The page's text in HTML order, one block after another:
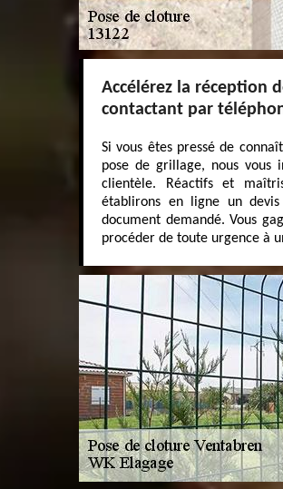
Accélérez la réception
contactant par
Si vous êtes pressé de
pose de grillage, nous vous
clientèle. Réactifs et
établirons en ligne un
document demandé. Vous
procéder de toute urgence à